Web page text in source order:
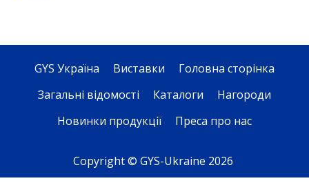
GYS Україна Виставки
Головна сторінка
Загальні відомості
Каталоги
Нагороди
Новинки продукції
Преса про нас
Copyright © GYS-Ukraine 2026